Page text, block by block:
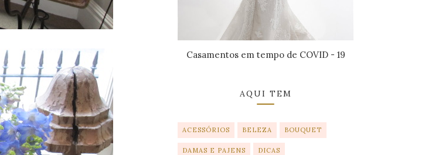
Casamentos em tempo de COVID - 19
AQUI TEM
ACESSÓRIOS BELEZA BOUQUET
DAMAS E PAJENS DICAS